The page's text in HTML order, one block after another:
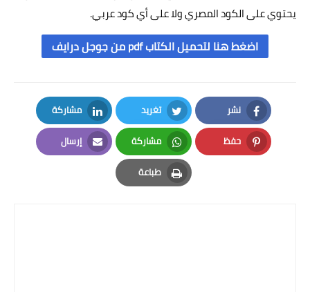
يحتوي على الكود المصري ولا على أي كود عربي.
اضغط هنا لتحميل الكتاب pdf من جوجل درايف
نشر
Facebook
تغريد
Twitter
مشاركة
LinkedIn
حفظ
Pinterest
مشاركة
Whatsapp
إرسال
Email
طباعة
Print